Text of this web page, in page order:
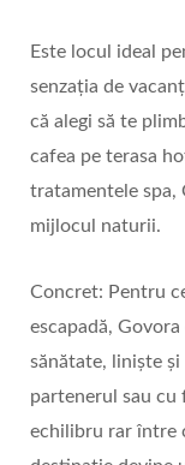
Este locul ideal
senzația de
că alegi să te
cafea pe terasa
tratamentele spa,
mijlocul naturii.
Concret: Pentru
escapadă,
sănătate, liniște
partenerul sau cu
echilibru rar între